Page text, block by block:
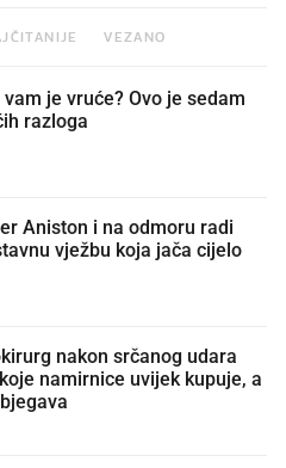
VEZANO
je vruće? Ovo je sedam
razloga
Aniston i na odmoru radi
vježbu koja jača cijelo
nakon srčanog udara
namirnice uvijek kupuje, a